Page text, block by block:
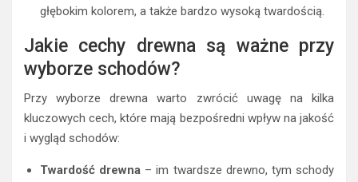
głębokim kolorem, a także bardzo wysoką twardością.
Jakie cechy drewna są ważne przy
wyborze schodów?
Przy wyborze drewna warto zwrócić uwagę na kilka
kluczowych cech, które mają bezpośredni wpływ na jakość
i wygląd schodów:
Twardość drewna – im twardsze drewno, tym schody